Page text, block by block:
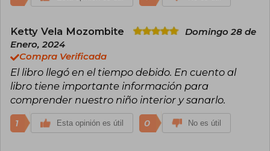
Ketty Vela Mozombite
Domingo 28 de
Enero, 2024
Compra Verificada
El libro llegó en el tiempo debido. En cuento al
libro tiene importante información para
comprender nuestro niño interior y sanarlo.
1 Esta opinión es útil 0 No es útil